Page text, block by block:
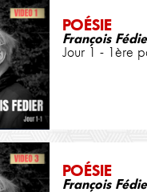
POÉSIE
François
Jour 1 - 1ère
POÉSIE
François